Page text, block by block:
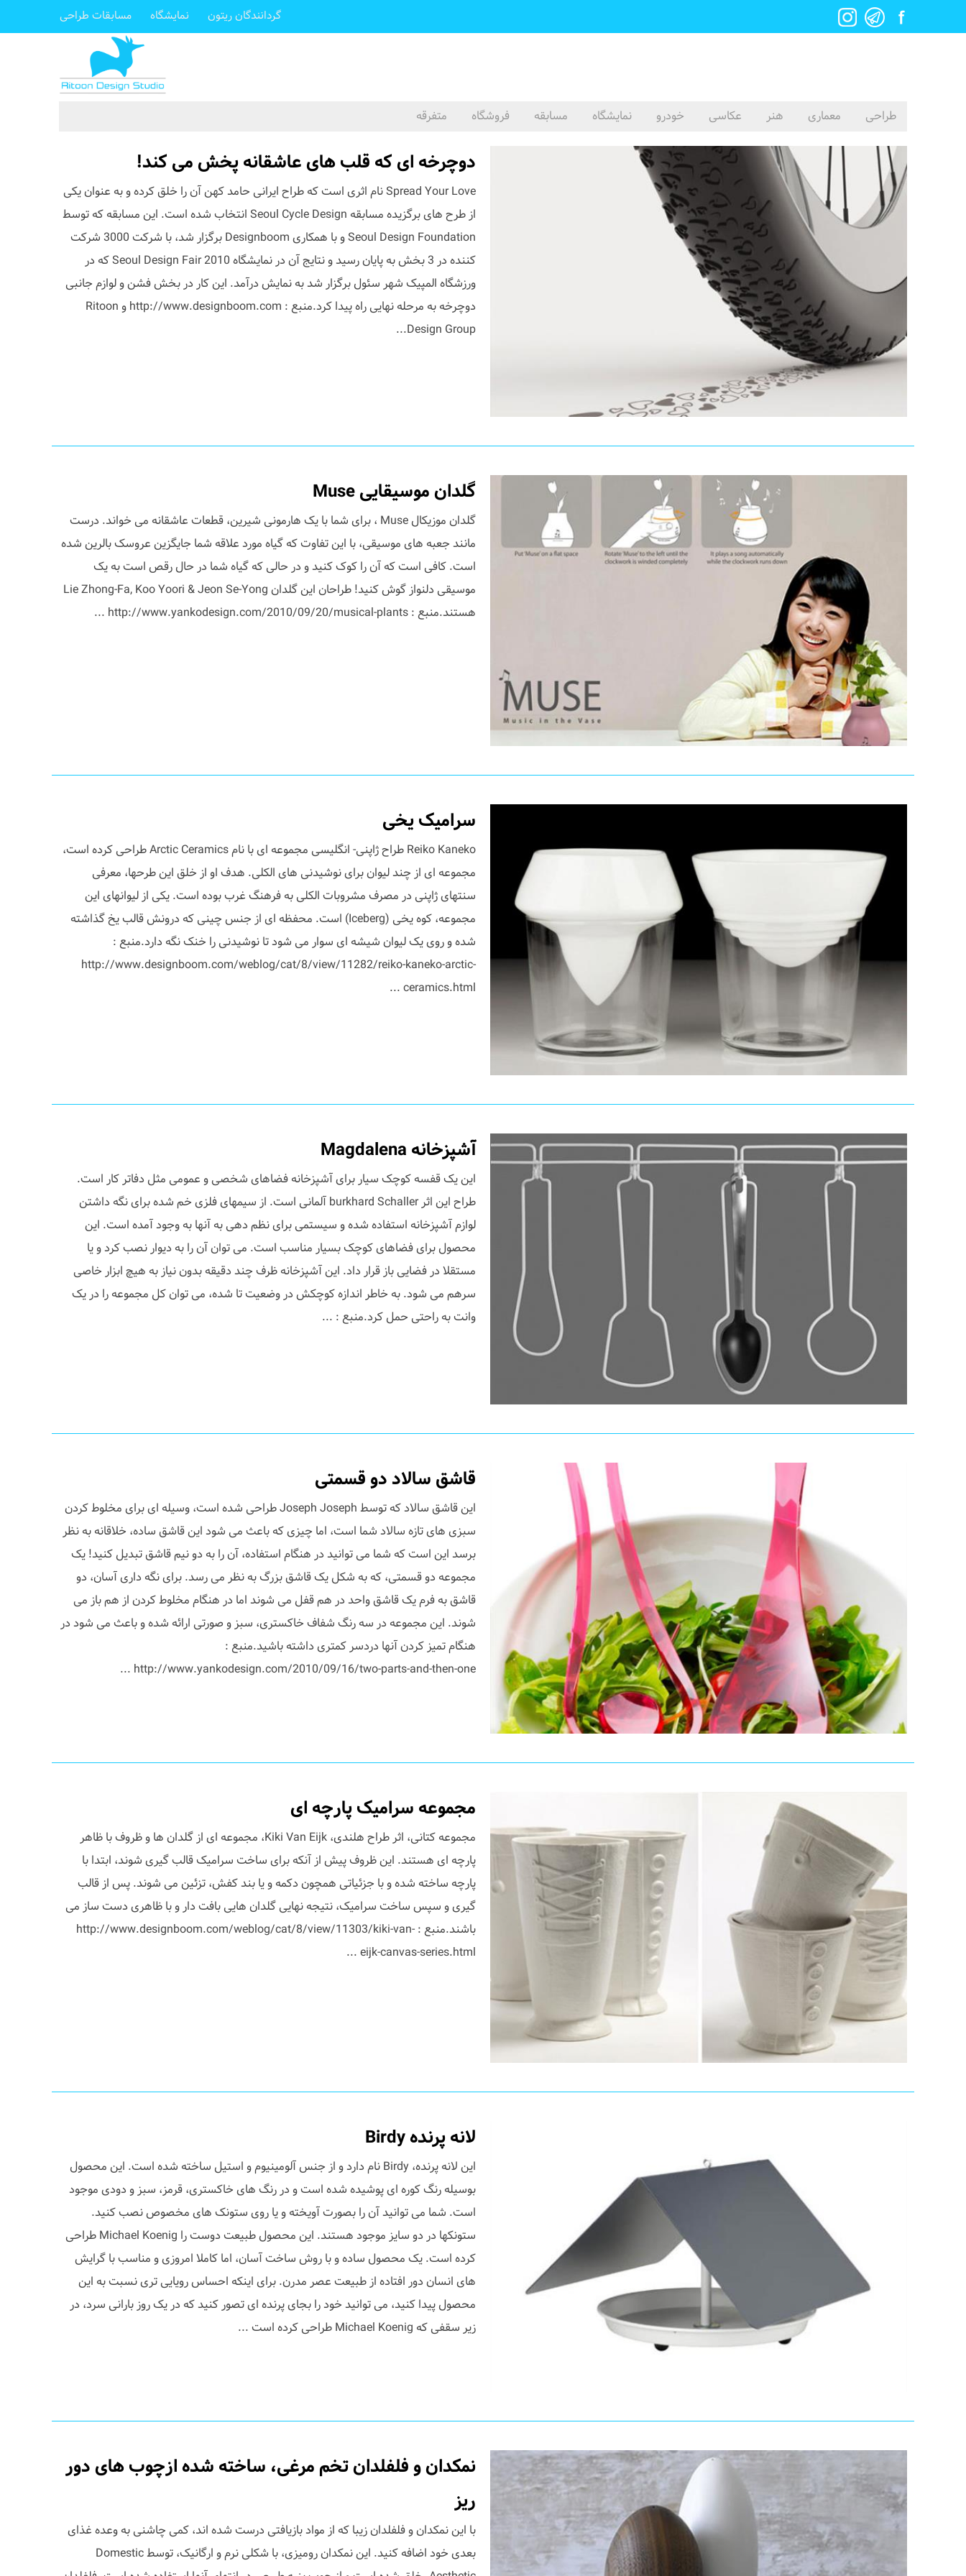
گردانندگان ریتون نمایشگاه مسابقات طراحی
طراحی معماری هنر عکاسی خودرو نمایشگاه مسابقه فروشگاه متفرقه
دوچرخه ای که قلب های عاشقانه پخش می کند!
Spread Your Love نام اثری است که طراح ایرانی حامد کهن آن را خلق کرده و به عنوان یکی
از طرح های برگزیده مسابقه Seoul Cycle Design انتخاب شده است. این مسابقه که توسط
Seoul Design Foundation و با همکاری Designboom برگزار شد، با شرکت 3000 شرکت
کننده در 3 بخش به پایان رسید و نتایج آن در نمایشگاه Seoul Design Fair 2010 که در
ورزشگاه المپیک شهر سئول برگزار شد به نمایش درآمد. این کار در بخش فشن و لوازم جانبی
دوچرخه به مرحله نهایی راه پیدا کرد.منبع : http://www.designboom.com و Ritoon
Design Group...
گلدان موسیقایی Muse
گلدان موزیکال Muse ، برای شما با یک هارمونی شیرین، قطعات عاشقانه می خواند. درست
مانند جعبه های موسیقی، با این تفاوت که گیاه مورد علاقه شما جایگزین عروسک بالرین شده
است. کافی است که آن را کوک کنید و در حالی که گیاه شما در حال رقص است به یک
موسیقی دلنواز گوش کنید! طراحان این گلدان Lie Zhong-Fa, Koo Yoori & Jeon Se-Yong
هستند.منبع : http://www.yankodesign.com/2010/09/20/musical-plants ...
سرامیک یخی
Reiko Kaneko طراح ژاپنی- انگلیسی مجموعه ای با نام Arctic Ceramics طراحی کرده است،
مجموعه ای از چند لیوان برای نوشیدنی های الکلی. هدف او از خلق این طرحها، معرفی
سنتهای ژاپنی در مصرف مشروبات الکلی به فرهنگ غرب بوده است. یکی از لیوانهای این
مجموعه، کوه یخی (Iceberg) است. محفظه ای از جنس چینی که درونش قالب یخ گذاشته
شده و روی یک لیوان شیشه ای سوار می شود تا نوشیدنی را خنک نگه دارد.منبع :
http://www.designboom.com/weblog/cat/8/view/11282/reiko-kaneko-arctic-
ceramics.html ...
آشپزخانه Magdalena
این یک قفسه کوچک سیار برای آشپزخانه فضاهای شخصی و عمومی مثل دفاتر کار است.
طراح این اثر burkhard Schaller آلمانی است. از سیمهای فلزی خم شده برای نگه داشتن
لوازم آشپزخانه استفاده شده و سیستمی برای نظم دهی به آنها به وجود آمده است. این
محصول برای فضاهای کوچک بسیار مناسب است. می توان آن را به دیوار نصب کرد و یا
مستقلا در فضایی باز قرار داد. این آشپزخانه ظرف چند دقیقه بدون نیاز به هیچ ابزار خاصی
سرهم می شود. به خاطر اندازه کوچکش در وضعیت تا شده، می توان کل مجموعه را در یک
وانت به راحتی حمل کرد.منبع : ...
قاشق سالاد دو قسمتی
این قاشق سالاد که توسط Joseph Joseph طراحی شده است، وسیله ای برای مخلوط کردن
سبزی های تازه سالاد شما است، اما چیزی که باعث می شود این قاشق ساده، خلاقانه به نظر
برسد این است که شما می توانید در هنگام استفاده، آن را به دو نیم قاشق تبدیل کنید! یک
مجموعه دو قسمتی، که به شکل یک قاشق بزرگ به نظر می رسد. برای نگه داری آسان، دو
قاشق به فرم یک قاشق واحد در هم قفل می شوند اما در هنگام مخلوط کردن از هم باز می
شوند. این مجموعه در سه رنگ شفاف خاکستری، سبز و صورتی ارائه شده و باعث می شود در
هنگام تمیز کردن آنها دردسر کمتری داشته باشید.منبع :
http://www.yankodesign.com/2010/09/16/two-parts-and-then-one ...
مجموعه سرامیک پارچه ای
مجموعه کتانی، اثر طراح هلندی، Kiki Van Eijk، مجموعه ای از گلدان ها و ظروف با ظاهر
پارچه ای هستند. این ظروف پیش از آنکه برای ساخت سرامیک قالب گیری شوند، ابتدا با
پارچه ساخته شده و با جزئیاتی همچون دکمه و یا بند کفش، تزئین می شوند. پس از قالب
گیری و سپس ساخت سرامیک، نتیجه نهایی گلدان هایی بافت دار و با ظاهری دست ساز می
باشند.منبع : http://www.designboom.com/weblog/cat/8/view/11303/kiki-van-
eijk-canvas-series.html ...
لانه پرنده Birdy
این لانه پرنده، Birdy نام دارد و از جنس آلومینیوم و استیل ساخته شده است. این محصول
بوسیله رنگ کوره ای پوشیده شده است و در رنگ های خاکستری، قرمز، سبز و دودی موجود
است. شما می توانید آن را بصورت آویخته و یا روی ستونک های مخصوص نصب کنید.
ستونکها در دو سایز موجود هستند. این محصول طبیعت دوست را Michael Koenig طراحی
کرده است. یک محصول ساده و با روش ساخت آسان، اما کاملا امروزی و مناسب با گرایش
های انسان دور افتاده از طبیعت عصر مدرن. برای اینکه احساس رویایی تری نسبت به این
محصول پیدا کنید، می توانید خود را بجای پرنده ای تصور کنید که در یک روز بارانی سرد، در
زیر سقفی که Michael Koenig طراحی کرده است ...
نمکدان و فلفلدان تخم مرغی، ساخته شده ازچوب های دور
ریز
با این نمکدان و فلفلدان زیبا که از مواد بازیافتی درست شده اند، کمی چاشنی به وعده غذای
بعدی خود اضافه کنید. این نمکدان رومیزی، با شکلی نرم و ارگانیک، توسط Domestic